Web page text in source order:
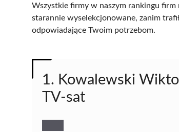
Wszystkie firmy w naszym rankingu
starannie wyselekcjonowane, zanim
odpowiadające Twoim potrzebom.
1. Kowalewski
TV-sat